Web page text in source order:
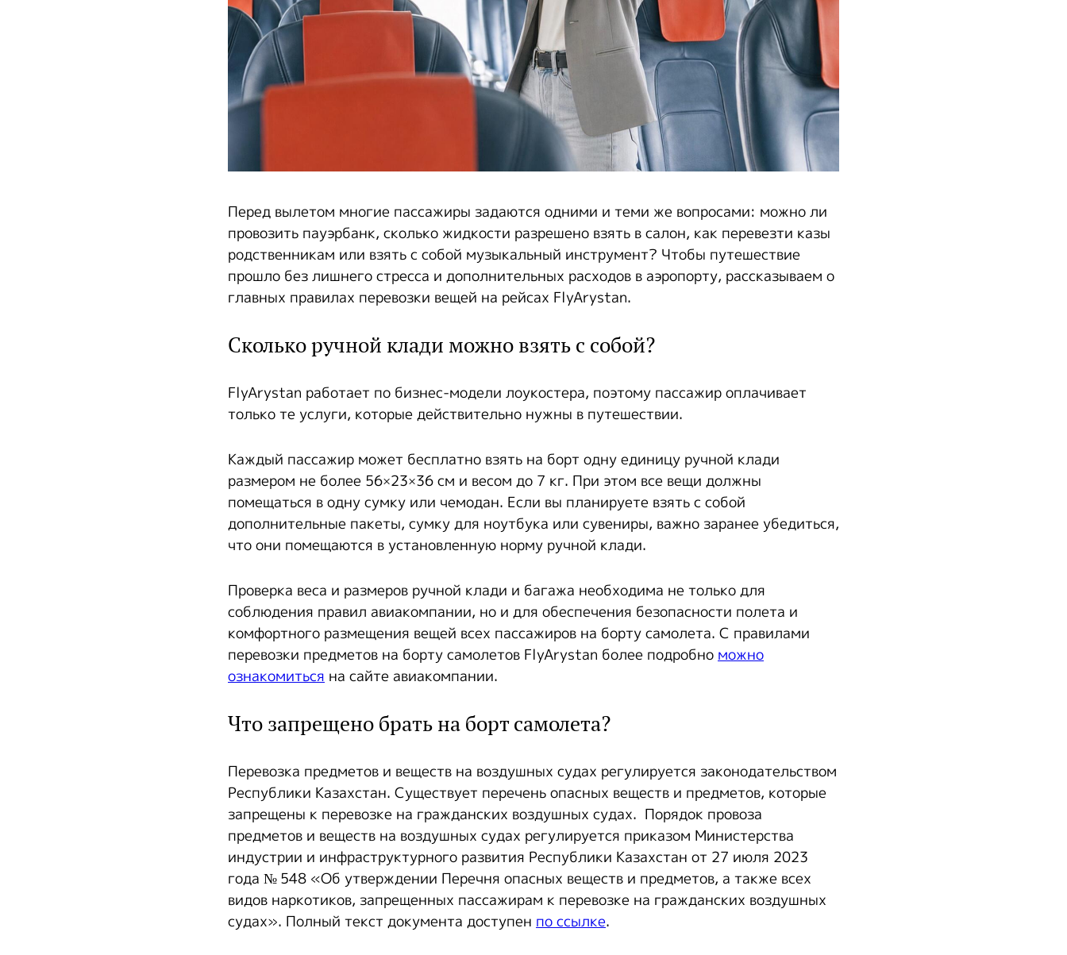
Перед вылетом многие пассажиры задаются одними и теми же вопросами: можно ли
провозить пауэрбанк, сколько жидкости разрешено взять в салон, как перевезти казы
родственникам или взять с собой музыкальный инструмент? Чтобы путешествие
прошло без лишнего стресса и дополнительных расходов в аэропорту, рассказываем о
главных правилах перевозки вещей на рейсах FlyArystan.
Сколько ручной клади можно взять с собой?
FlyArystan работает по бизнес-модели лоукостера, поэтому пассажир оплачивает
только те услуги, которые действительно нужны в путешествии.
Каждый пассажир может бесплатно взять на борт одну единицу ручной клади
размером не более 56×23×36 см и весом до 7 кг. При этом все вещи должны
помещаться в одну сумку или чемодан. Если вы планируете взять с собой
дополнительные пакеты, сумку для ноутбука или сувениры, важно заранее убедиться,
что они помещаются в установленную норму ручной клади.
Проверка веса и размеров ручной клади и багажа необходима не только для
соблюдения правил авиакомпании, но и для обеспечения безопасности полета и
комфортного размещения вещей всех пассажиров на борту самолета. С правилами
перевозки предметов на борту самолетов FlyArystan более подробно можно
ознакомиться на сайте авиакомпании.
Что запрещено брать на борт самолета?
Перевозка предметов и веществ на воздушных судах регулируется законодательством
Республики Казахстан. Существует перечень опасных веществ и предметов, которые
запрещены к перевозке на гражданских воздушных судах. Порядок провоза
предметов и веществ на воздушных судах регулируется приказом Министерства
индустрии и инфраструктурного развития Республики Казахстан от 27 июля 2023
года № 548 «Об утверждении Перечня опасных веществ и предметов, а также всех
видов наркотиков, запрещенных пассажирам к перевозке на гражданских воздушных
судах». Полный текст документа доступен по ссылке.